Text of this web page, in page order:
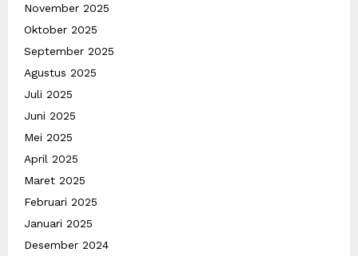
November 2025
Oktober 2025
September 2025
Agustus 2025
Juli 2025
Juni 2025
Mei 2025
April 2025
Maret 2025
Februari 2025
Januari 2025
Desember 2024